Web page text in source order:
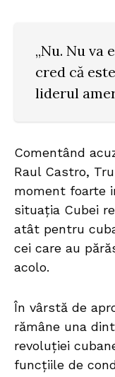
„Nu. Nu va
cred că
liderul
Comentând
Raul Castro,
moment foarte
situația Cubei
atât pentru
cei care au
acolo.
În vârstă de
rămâne una
revoluției
funcțiile de